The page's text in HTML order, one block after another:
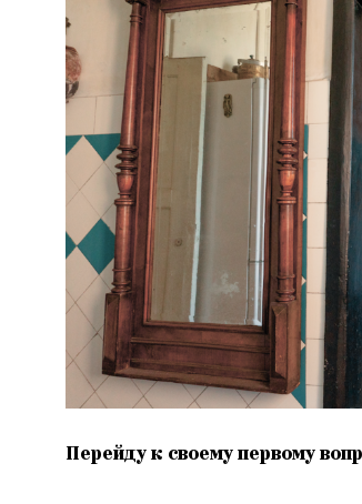
Перейду к своему первому